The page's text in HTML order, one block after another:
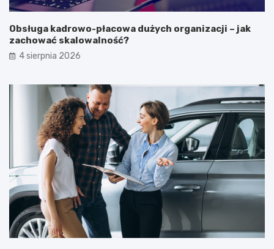
Obsługa kadrowo-płacowa dużych organizacji – jak
zachować skalowalność?
4 sierpnia 2026